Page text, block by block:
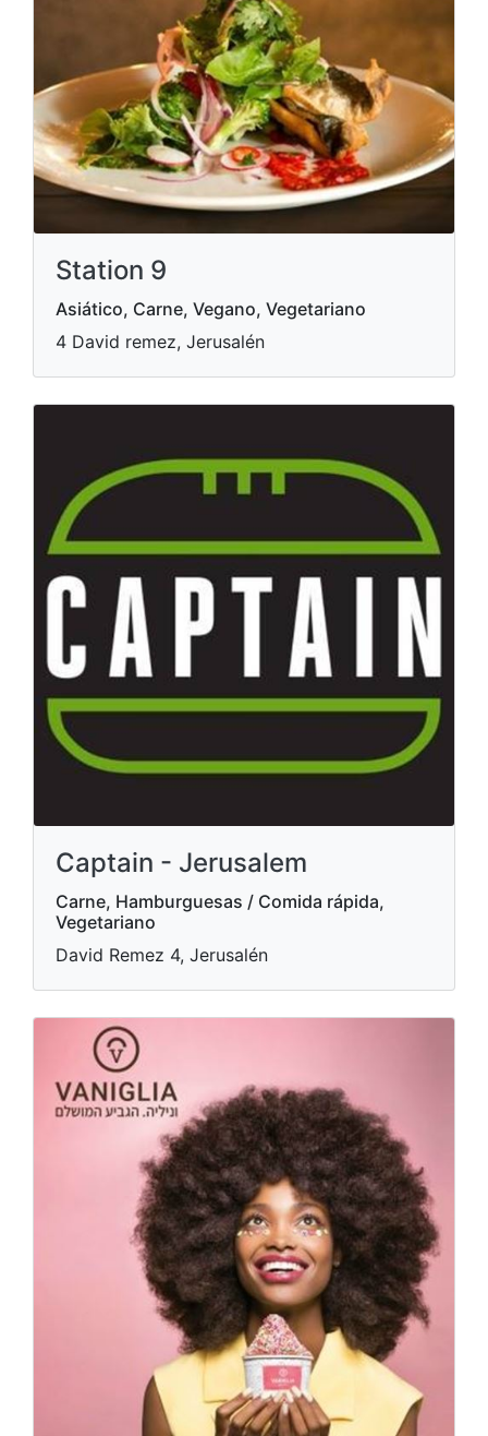
Station 9
Asiático, Carne, Vegano, Vegetariano
4 David remez, Jerusalén
Captain - Jerusalem
Carne, Hamburguesas / Comida rápida,
Vegetariano
David Remez 4, Jerusalén